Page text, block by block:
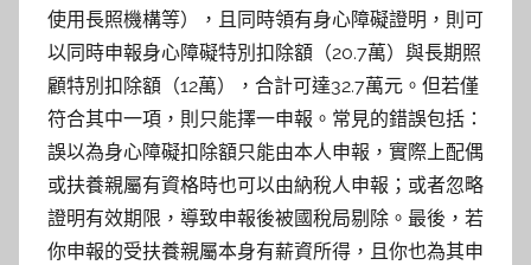
使用長照機構等），且同時領有身心障礙證明，則可
以同時申報身心障礙特別扣除額（20.7萬）與長期照
顧特別扣除額（12萬），合計可達32.7萬元。但若僅
符合其中一項，則只能擇一申報。常見的錯誤包括：
誤以為身心障礙扣除額只能由本人申報，實際上配偶
或扶養親屬有資格時也可以由納稅人申報；或者忽略
證明有效期限，導致申報後被國稅局剔除。最後，若
你申報的受扶養親屬本身有薪資所得，且你也為其申